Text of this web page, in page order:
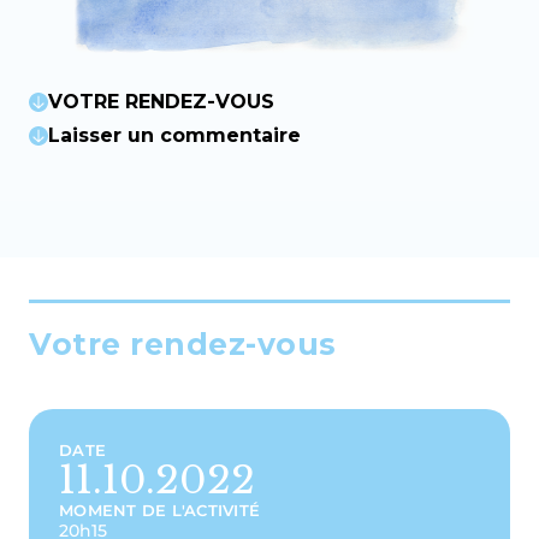
VOTRE RENDEZ-VOUS
Laisser un commentaire
Votre rendez-vous
DATE
11.10.2022
MOMENT DE L'ACTIVITÉ
20h15